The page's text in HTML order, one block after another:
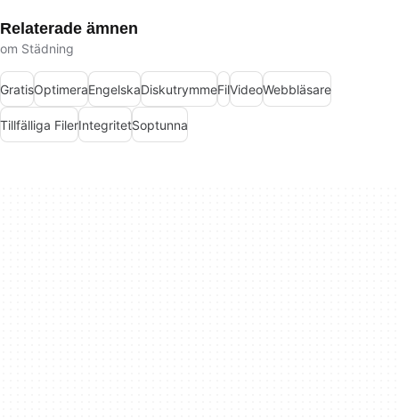
Relaterade ämnen
om Städning
GratisOptimeraEngelskaDiskutrymmeFilVideoWebbläsare
Tillfälliga FilerIntegritetSoptunna